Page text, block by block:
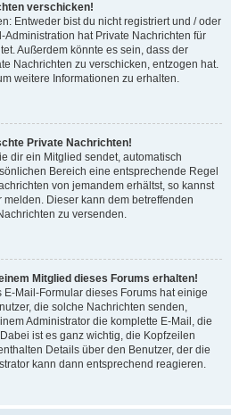
verschicken!
Entweder bist du nicht registriert und / oder
hat Private Nachrichten für
Außerdem könnte es sein, dass der
Nachrichten zu verschicken, entzogen hat.
weitere Informationen zu erhalten.
Private Nachrichten!
dir ein Mitglied sendet, automatisch
Bereich eine entsprechende Regel
von jemandem erhältst, so kannst
Dieser kann dem betreffenden
zu versenden.
Mitglied dieses Forums erhalten!
E-Mail-Formular dieses Forums hat einige
die solche Nachrichten senden,
Administrator die komplette E-Mail, die
ist es ganz wichtig, die Kopfzeilen
Details über den Benutzer, der die
kann dann entsprechend reagieren.